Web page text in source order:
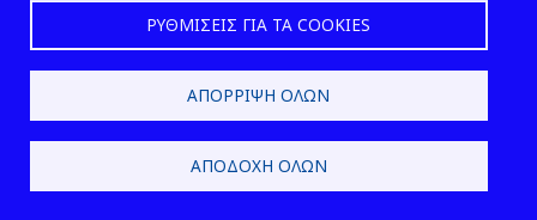
τη διάρκεια της
προγεννητικής ανάπτυξης
ή μεταγεννητικώς μέχρι
την εποχή της σεξουαλικής
ωρίμανσης. Στις
σημαντικότερες
εκδηλώσεις της
ΡΥΘΜΊΣΕΙΣ ΓΙΑ ΤΑ COOKIES
ΑΠΌΡΡΙΨΗ ΌΛΩΝ
ΑΠΟΔΟΧΉ ΌΛΩΝ